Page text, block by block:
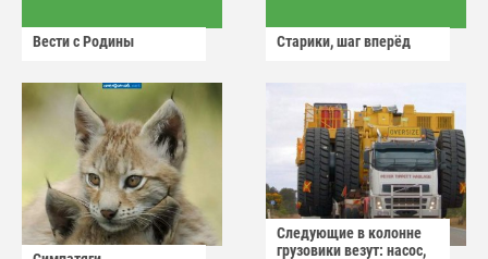
Вести с Родины Старики, шаг вперёд
Следующие в колонне
грузовики везут: насос,